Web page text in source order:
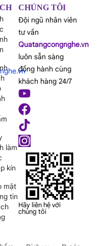
làm
kín
mật
tin
CHÚNG TÔI
Đội ngũ nhân viên
tư vấn
Quatangcongnghe.vn
luôn sẵn sàng
đồng hành cùng
khách hàng 24/7
Hãy liên hệ với
chúng tôi